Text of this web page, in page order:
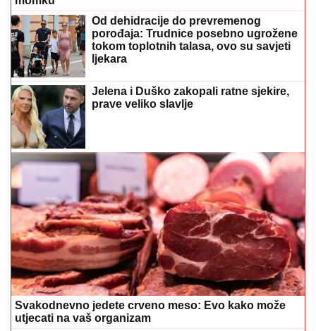
Od dehidracije do prevremenog
porođaja: Trudnice posebno ugrožene
tokom toplotnih talasa, ovo su savjeti
ljekara
Jelena i Duško zakopali ratne sjekire,
prave veliko slavlje
Svakodnevno jedete crveno meso: Evo kako može
utjecati na vaš organizam